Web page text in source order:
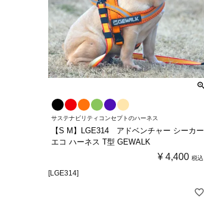
サステナビリティコンセプトのハーネス
【S M】LGE314 アドベンチャー シーカー
エコ ハーネス T型 GEWALK
¥ 4,400 税込
[LGE314]